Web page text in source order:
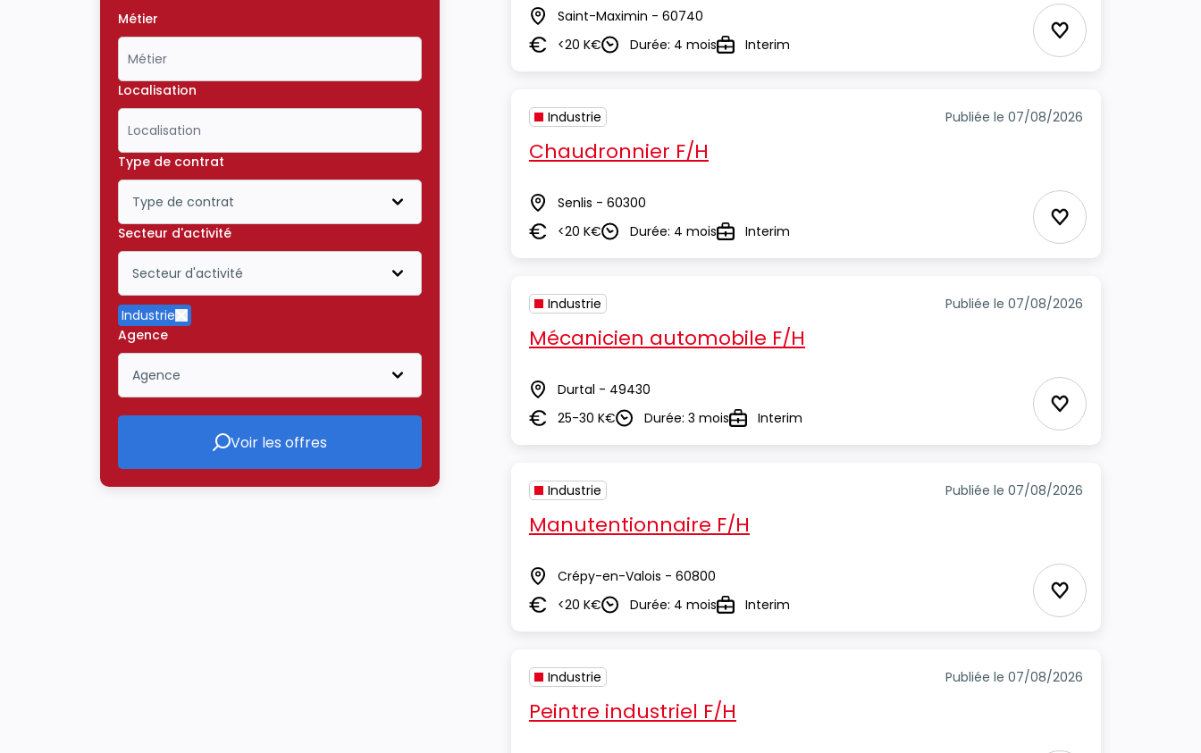
Métier
Localisation
Type de contrat
Type de contrat
Icône ouvrir la liste déroulante
Secteur d'activité
Secteur d'activité
Icône ouvrir la liste déroulante
Industrie
Supprimer le critère Industrie
Agence
Agence
Icône ouvrir la liste déroulante
Voir les offres
Voir les offres
Lieu Saint-Maximin - 60740
Salaire<20 K€DuréeDurée: 4 moisTypeInterim Ajouter aux
Industrie Publiée le 07/08/2026
Chaudronnier F/H
Lieu Senlis - 60300
Salaire<20 K€DuréeDurée: 4 moisTypeInterim Ajouter aux
Industrie Publiée le 07/08/2026
Mécanicien automobile F/H
Lieu Durtal - 49430
Salaire25-30 K€DuréeDurée: 3 moisTypeInterim Ajouter aux
Industrie Publiée le 07/08/2026
Manutentionnaire F/H
Lieu Crépy-en-Valois - 60800
Salaire<20 K€DuréeDurée: 4 moisTypeInterim Ajouter aux
Industrie Publiée le 07/08/2026
Peintre industriel F/H